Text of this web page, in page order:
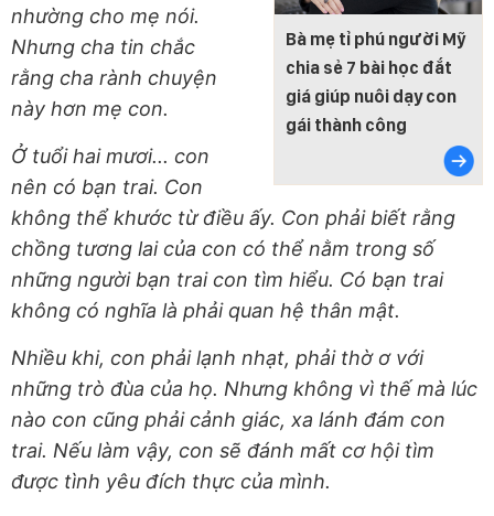
Bà mẹ tỉ phú người Mỹ
chia sẻ 7 bài học đắt
giá giúp nuôi dạy con
gái thành công
nhường cho mẹ nói.
Nhưng cha tin chắc
rằng cha rành chuyện
này hơn mẹ con.
Ở tuổi hai mươi... con
nên có bạn trai. Con
không thể khước từ điều ấy. Con phải biết rằng
chồng tương lai của con có thể nằm trong số
những người bạn trai con tìm hiểu. Có bạn trai
không có nghĩa là phải quan hệ thân mật.
Nhiều khi, con phải lạnh nhạt, phải thờ ơ với
những trò đùa của họ. Nhưng không vì thế mà lúc
nào con cũng phải cảnh giác, xa lánh đám con
trai. Nếu làm vậy, con sẽ đánh mất cơ hội tìm
được tình yêu đích thực của mình.